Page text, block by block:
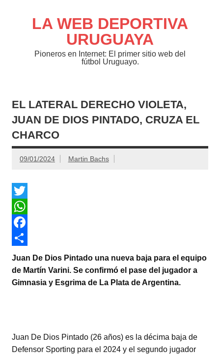
contenidoLA WEB DEPORTIVA
URUGUAYA
Pioneros en Internet: El primer sitio web del
fútbol Uruguayo.
EL LATERAL DERECHO VIOLETA,
JUAN DE DIOS PINTADO, CRUZA EL
CHARCO
09/01/2024 Martin Bachs
T
w
t
t
e
W
h
a
t
s
p
F
a
c
e
o
k
C
o
m
r
t
Juan De Dios Pintado una nueva baja para el equipo
de Martín Varini. Se confirmó el pase del jugador a
Gimnasia y Esgrima de La Plata de Argentina.
Juan De Dios Pintado (26 años) es la décima baja de
Defensor Sporting para el 2024 y el segundo jugador